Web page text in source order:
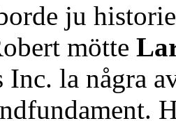
ju
mötte
Inc. la några